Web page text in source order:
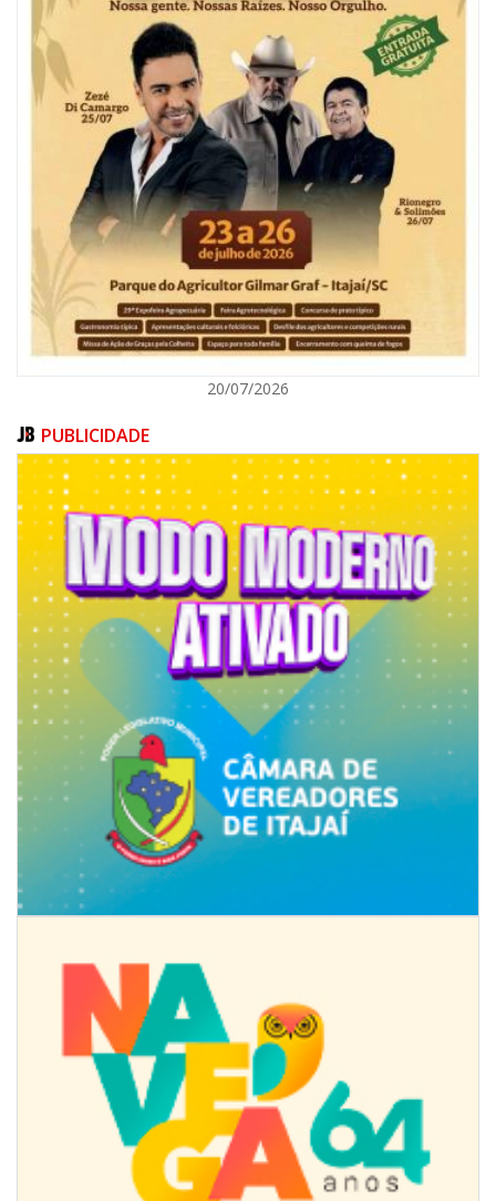
09/08/2026 | 07:00
Painel NIMOB 2026 reúne as principais lideranças para debater o futuro
econômico e imobiliário de Itajaí
BALNEÁRIO CAMBORIÚ
09/08/2026 | 07:00
Projeto BC em Traços está com inscrições abertas
ITAJAÍ
20/07/2026
PUBLICIDADE